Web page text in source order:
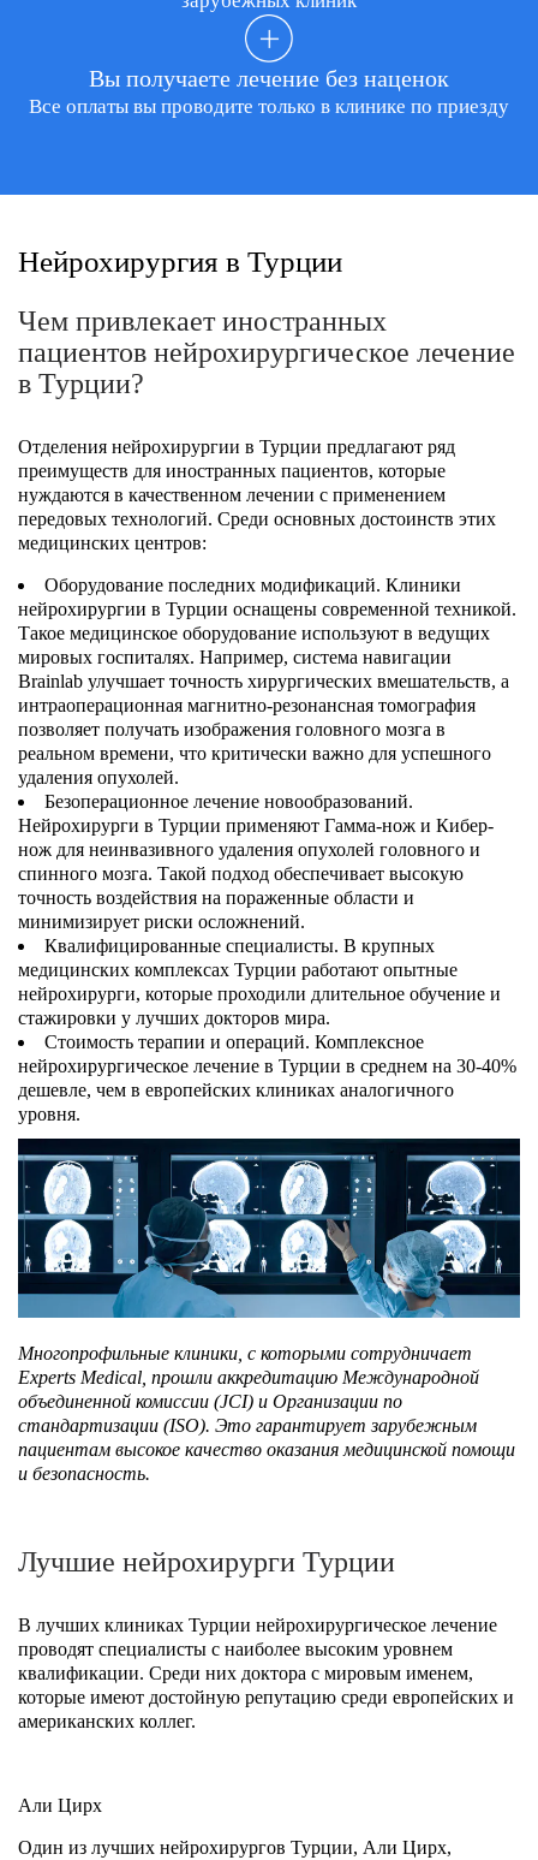
Вы получаете лечение без наценок
Все оплаты вы проводите только в клинике по приезду
Нейрохирургия в Турции
Чем привлекает иностранных
пациентов нейрохирургическое лечение
в Турции?
Отделения нейрохирургии в Турции предлагают ряд
преимуществ для иностранных пациентов, которые
нуждаются в качественном лечении с применением
передовых технологий. Среди основных достоинств этих
медицинских центров:
Оборудование последних модификаций. Клиники
нейрохирургии в Турции оснащены современной техникой.
Такое медицинское оборудование используют в ведущих
мировых госпиталях. Например, система навигации
Brainlab улучшает точность хирургических вмешательств, а
интраоперационная магнитно-резонансная томография
позволяет получать изображения головного мозга в
реальном времени, что критически важно для успешного
удаления опухолей.
Безоперационное лечение новообразований.
Нейрохирурги в Турции применяют Гамма-нож и Кибер-
нож для неинвазивного удаления опухолей головного и
спинного мозга. Такой подход обеспечивает высокую
точность воздействия на пораженные области и
минимизирует риски осложнений.
Квалифицированные специалисты. В крупных
медицинских комплексах Турции работают опытные
нейрохирурги, которые проходили длительное обучение и
стажировки у лучших докторов мира.
Стоимость терапии и операций. Комплексное
нейрохирургическое лечение в Турции в среднем на 30-40%
дешевле, чем в европейских клиниках аналогичного
уровня.
Многопрофильные клиники, с которыми сотрудничает
Experts Medical, прошли аккредитацию Международной
объединенной комиссии (JCI) и Организации по
стандартизации (ISO). Это гарантирует зарубежным
пациентам высокое качество оказания медицинской помощи
и безопасность.
Лучшие нейрохирурги Турции
В лучших клиниках Турции нейрохирургическое лечение
проводят специалисты с наиболее высоким уровнем
квалификации. Среди них доктора с мировым именем,
которые имеют достойную репутацию среди европейских и
американских коллег.
Али Цирх
Один из лучших нейрохирургов Турции, Али Цирх,